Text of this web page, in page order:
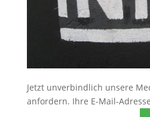
Jetzt unverbindlich unsere
anfordern. Ihre E-Mail-